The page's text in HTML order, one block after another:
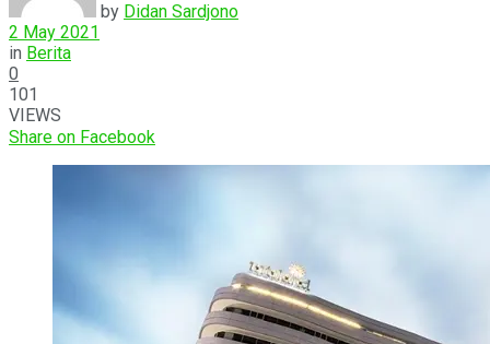
by Didan Sardjono
2 May 2021
in Berita
0
101
VIEWS
Share on Facebook